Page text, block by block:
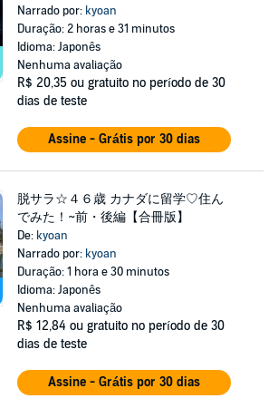
Narrado por: kyoan
Duração: 2 horas e 31 minutos
Idioma: Japonês
Nenhuma avaliação
R$ 20,35 ou gratuito no período de 30
dias de teste
Assine - Grátis por 30 dias
脱サラ☆４６歳 カナダに留学♡住ん
でみた！~前・後編【合冊版】
De: kyoan
Narrado por: kyoan
Duração: 1 hora e 30 minutos
Idioma: Japonês
Nenhuma avaliação
R$ 12,84 ou gratuito no período de 30
dias de teste
Assine - Grátis por 30 dias